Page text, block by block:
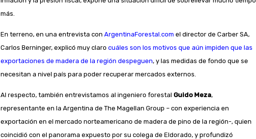
más.
En terreno, en una entrevista con ArgentinaForestal.com el director de Carber SA,
Carlos Berninger, explicó muy claro cuáles son los motivos que aún impiden que las
exportaciones de madera de la región despeguen, y las medidas de fondo que se
necesitan a nivel país para poder recuperar mercados externos.
Al respecto, también entrevistamos al ingeniero forestal Guido Meza,
representante en la Argentina de The Magellan Group – con experiencia en
exportación en el mercado norteamericano de madera de pino de la región-, quien
coincidió con el panorama expuesto por su colega de Eldorado, y profundizó